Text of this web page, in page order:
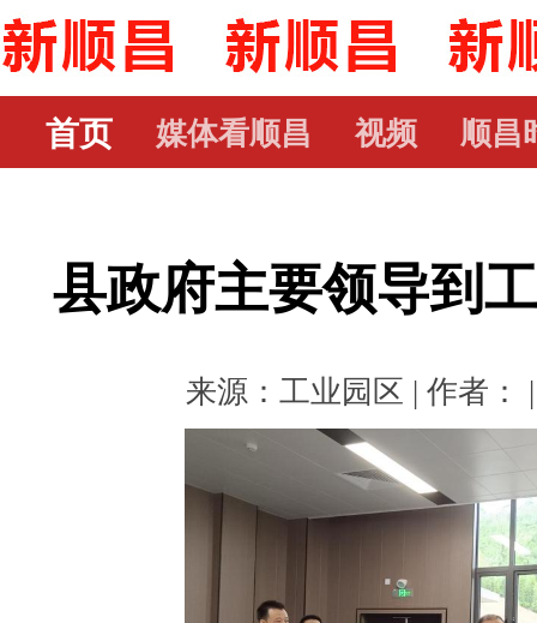
首页 媒体看顺昌 视频 顺昌
县政府主要领导到
来源：工业园区 | 作者：